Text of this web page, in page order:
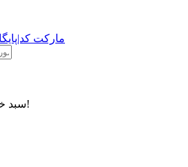
سبد خرید شما خالی است!